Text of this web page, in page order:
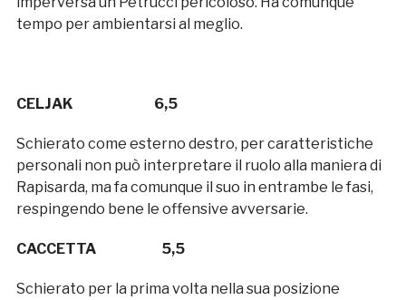
tempo per ambientarsi al meglio.
CELJAK 6,5
Schierato come esterno destro, per caratteristiche
personali non può interpretare il ruolo alla maniera di
Rapisarda, ma fa comunque il suo in entrambe le fasi,
respingendo bene le offensive avversarie.
CACCETTA 5,5
Schierato per la prima volta nella sua posizione